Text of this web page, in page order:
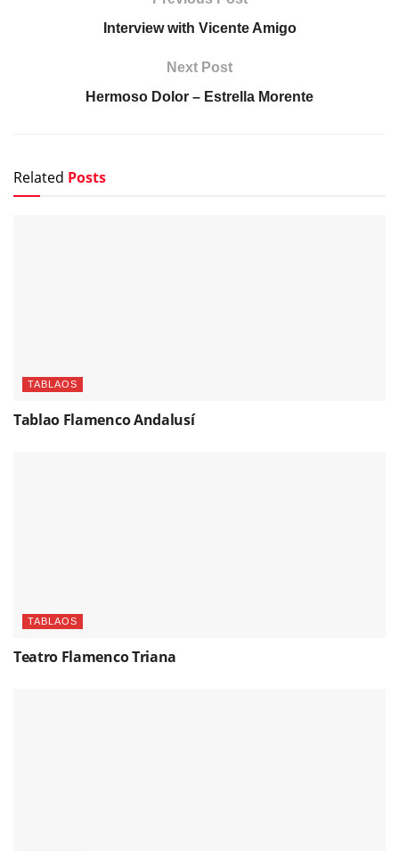
Interview with Vicente Amigo
Next Post
Hermoso Dolor – Estrella Morente
Related Posts
TABLAOS
Tablao Flamenco Andalusí
TABLAOS
Teatro Flamenco Triana